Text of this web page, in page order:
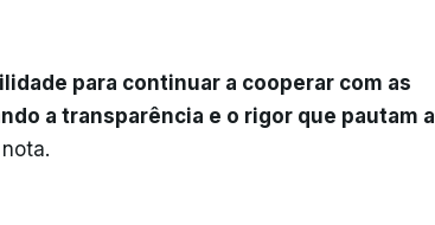
para continuar a cooperar com as
a transparência e o rigor que pautam a